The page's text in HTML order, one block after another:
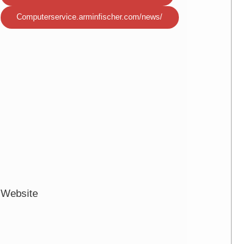
Computerservice.arminfischer.com/news/
Website